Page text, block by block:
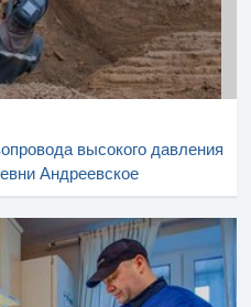
высокого давления
Андреевское